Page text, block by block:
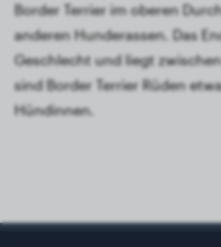
Border Terrier im oberen
anderen Hunderassen. Das
Geschlecht und liegt
sind Border Terrier Rüden
Hündinnen.